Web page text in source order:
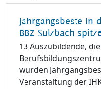
Jahrgangsbeste in
BBZ Sulzbach
13 Auszubildende,
wurden
Veranstaltung der